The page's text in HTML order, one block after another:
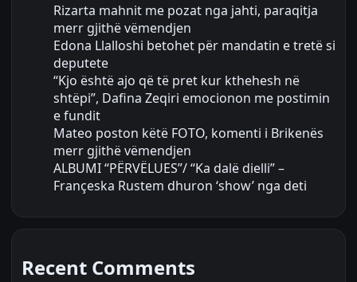
Rizarta mahnit me pozat nga jahti, paraqitja
merr gjithë vëmendjen
Edona Llalloshi betohet për mandatin e tretë si
deputete
“Kjo është ajo që të pret kur kthehesh në
shtëpi”, Dafina Zeqiri emocionon me postimin
e fundit
Mateo poston këtë FOTO, komenti i Brikenës
merr gjithë vëmendjen
ALBUMI “PËRVËLUES”/ “Ka dalë dielli” –
Françeska Rustem dhuron ‘show’ nga deti
Recent Comments